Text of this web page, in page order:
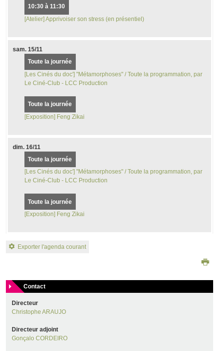
10:30 à 11:30
[Atelier] Apprivoiser son stress (en présentiel)
sam.15/11
Toute la journée
[Les Cinés du doc'] "Métamorphoses" / Toute la programmation, par
Le Ciné-Club - LCC Production
Toute la journée
[Exposition] Feng Zikai
dim.16/11
Toute la journée
[Les Cinés du doc'] "Métamorphoses" / Toute la programmation, par
Le Ciné-Club - LCC Production
Toute la journée
[Exposition] Feng Zikai
Exporter l'agenda courant
Contact
Directeur
Christophe ARAUJO
Directeur adjoint
Gonçalo CORDEIRO